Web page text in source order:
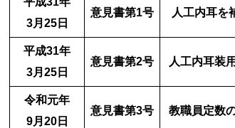
3月25日
意見書第1号 人工内耳を
平成31年
3月25日
意見書第2号 人工内耳装
令和元年
9月20日
意見書第3号 教職員定数